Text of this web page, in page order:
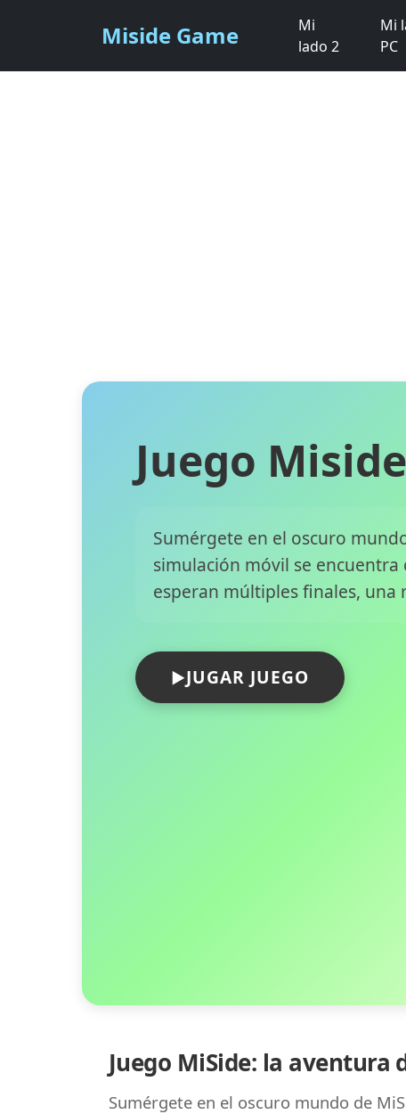
Miside Game
Mi
lado 2
Mi
PC
Juego Miside
Sumérgete en el oscuro
simulación móvil se
esperan múltiples finales, una
JUGAR JUEGO
Juego MiSide: la
Sumérgete en el oscuro mundo de